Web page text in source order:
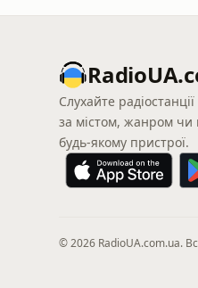
Слухайте
за містом, жанром
будь-якому пристрої.
© 2026 RadioUA.com.ua.